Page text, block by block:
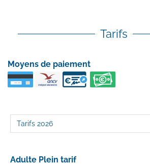
Tarifs
Moyens de paiement
Adulte Plein tarif